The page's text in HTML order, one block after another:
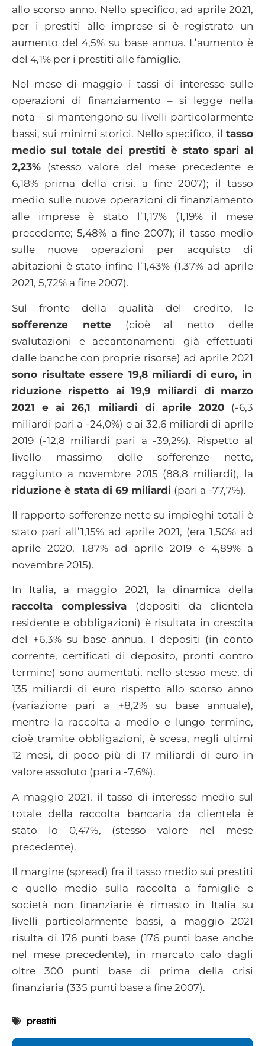
allo scorso anno. Nello specifico, ad aprile 2021,
per i prestiti alle imprese si è registrato un
aumento del 4,5% su base annua. L’aumento è
del 4,1% per i prestiti alle famiglie.
Nel mese di maggio i tassi di interesse sulle
operazioni di finanziamento – si legge nella
nota – si mantengono su livelli particolarmente
bassi, sui minimi storici. Nello specifico, il tasso
medio sul totale dei prestiti è stato spari al
2,23% (stesso valore del mese precedente e
6,18% prima della crisi, a fine 2007); il tasso
medio sulle nuove operazioni di finanziamento
alle imprese è stato l’1,17% (1,19% il mese
precedente; 5,48% a fine 2007); il tasso medio
sulle nuove operazioni per acquisto di
abitazioni è stato infine l’1,43% (1,37% ad aprile
2021, 5,72% a fine 2007).
Sul fronte della qualità del credito, le
sofferenze nette(cioè al netto delle
svalutazioni e accantonamenti già effettuati
dalle banche con proprie risorse) ad aprile 2021
sono risultate essere 19,8 miliardi di euro, in
riduzione rispetto ai 19,9 miliardi di marzo
2021 e ai 26,1 miliardi di aprile 2020 (-6,3
miliardi pari a -24,0%) e ai 32,6 miliardi di aprile
2019 (-12,8 miliardi pari a -39,2%). Rispetto al
livello massimo delle sofferenze nette,
raggiunto a novembre 2015 (88,8 miliardi), la
riduzione è stata di 69 miliardi (pari a -77,7%).
Il rapporto sofferenze nette su impieghi totali è
stato pari all’1,15% ad aprile 2021, (era 1,50% ad
aprile 2020, 1,87% ad aprile 2019 e 4,89% a
novembre 2015).
In Italia, a maggio 2021, la dinamica della
raccolta complessiva (depositi da clientela
residente e obbligazioni) è risultata in crescita
del +6,3% su base annua. I depositi (in conto
corrente, certificati di deposito, pronti contro
termine) sono aumentati, nello stesso mese, di
135 miliardi di euro rispetto allo scorso anno
(variazione pari a +8,2% su base annuale),
mentre la raccolta a medio e lungo termine,
cioè tramite obbligazioni, è scesa, negli ultimi
12 mesi, di poco più di 17 miliardi di euro in
valore assoluto (pari a -7,6%).
A maggio 2021, il tasso di interesse medio sul
totale della raccolta bancaria da clientela è
stato lo 0,47%, (stesso valore nel mese
precedente).
Il margine (spread) fra il tasso medio sui prestiti
e quello medio sulla raccolta a famiglie e
società non finanziarie è rimasto in Italia su
livelli particolarmente bassi, a maggio 2021
risulta di 176 punti base (176 punti base anche
nel mese precedente), in marcato calo dagli
oltre 300 punti base di prima della crisi
finanziaria (335 punti base a fine 2007).
prestiti